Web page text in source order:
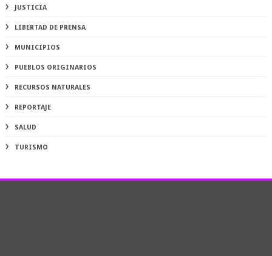
JUSTICIA
LIBERTAD DE PRENSA
MUNICIPIOS
PUEBLOS ORIGINARIOS
RECURSOS NATURALES
REPORTAJE
SALUD
TURISMO